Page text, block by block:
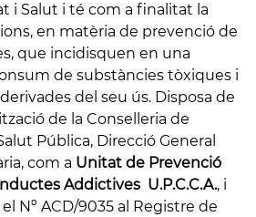
i Salut i té com a finalitat la
en matèria de prevenció de
que incidisquen en una
de substàncies tòxiques i
del seu ús. Disposa de
de la Conselleria de
Pública, Direcció General
com a Unitat de Prevenció
Addictives U.P.C.C.A., i
Nº ACD/9035 al Registre de